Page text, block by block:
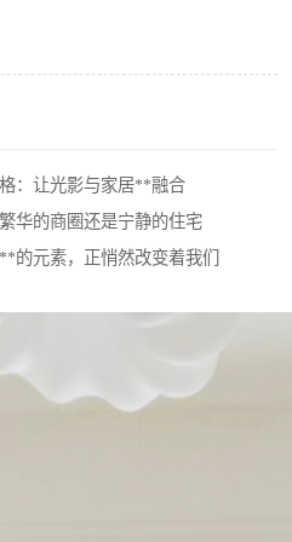
：让光影与家居**融合
华的商圈还是宁静的住宅
的元素，正悄然改变着我们